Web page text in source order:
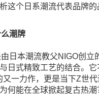
这个日系潮流代表品牌的
潮牌
日本潮流教父NIGO创立
日式精致工艺的结合。它
又一力作，更是当下Z世
何能在全球掀起复古热